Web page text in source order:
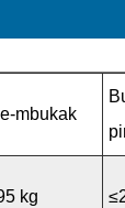
mbukak
kg